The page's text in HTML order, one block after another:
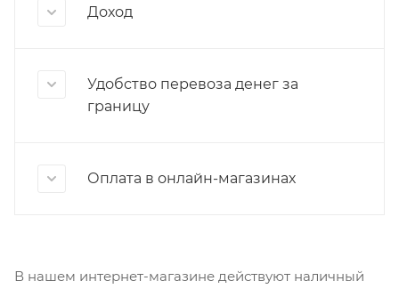
Доход
Удобство перевоза денег за
границу
Оплата в онлайн-магазинах
В нашем интернет-магазине действуют наличный